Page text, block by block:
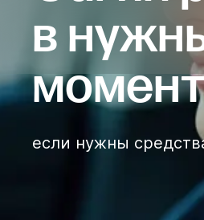
в
если нужны